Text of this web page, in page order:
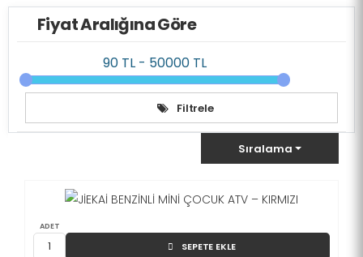
Fiyat Aralığına Göre
Filtrele
Sıralama
ADET
SEPETE EKLE